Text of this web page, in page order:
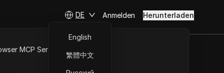
MCP Server
DE
English
繁體中文
Anmelden Herunterladen
Anzeigen